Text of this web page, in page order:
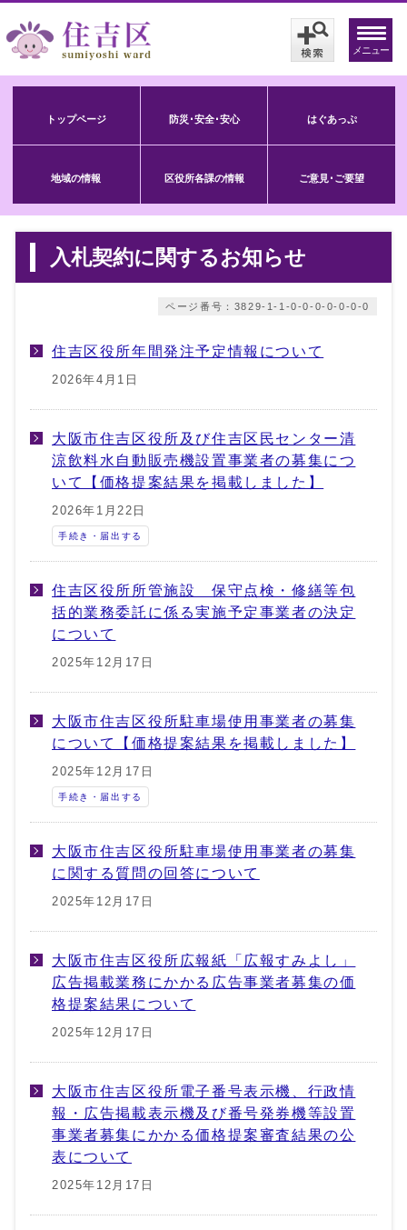
メニュー
トップページ 防災･安全･安心 はぐあっぷ
地域の情報 区役所各課の情報 ご意見･ご要望
入札契約に関するお知らせ
ページ番号：3829-1-1-0-0-0-0-0-0-0
住吉区役所年間発注予定情報について
2026年4月1日
大阪市住吉区役所及び住吉区民センター清
涼飲料水自動販売機設置事業者の募集につ
いて【価格提案結果を掲載しました】
2026年1月22日
手続き・届出する
住吉区役所所管施設 保守点検・修繕等包
括的業務委託に係る実施予定事業者の決定
について
2025年12月17日
大阪市住吉区役所駐車場使用事業者の募集
について【価格提案結果を掲載しました】
2025年12月17日
手続き・届出する
大阪市住吉区役所駐車場使用事業者の募集
に関する質問の回答について
2025年12月17日
大阪市住吉区役所広報紙「広報すみよし」
広告掲載業務にかかる広告事業者募集の価
格提案結果について
2025年12月17日
大阪市住吉区役所電子番号表示機、行政情
報・広告掲載表示機及び番号発券機等設置
事業者募集にかかる価格提案審査結果の公
表について
2025年12月17日